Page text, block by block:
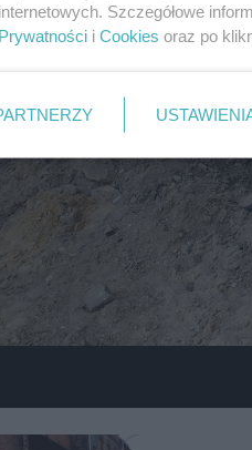
internetowych. Szczegółowe
Prywatności i Cookies oraz po